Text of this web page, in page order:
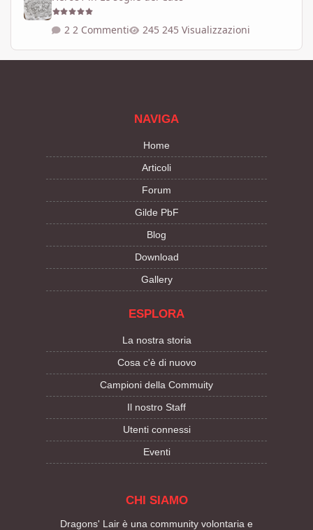
2 Commenti 245 Visualizzazioni
NAVIGA
Home
Articoli
Forum
Gilde PbF
Blog
Download
Gallery
ESPLORA
La nostra storia
Cosa c'è di nuovo
Campioni della Commuity
Il nostro Staff
Utenti connessi
Eventi
CHI SIAMO
Dragons' Lair è una community volontaria e